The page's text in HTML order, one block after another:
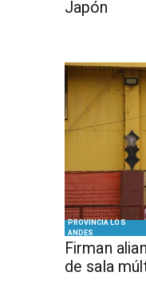
Japón
PROVINCIA LOS
ANDES
​​Firman
de sala